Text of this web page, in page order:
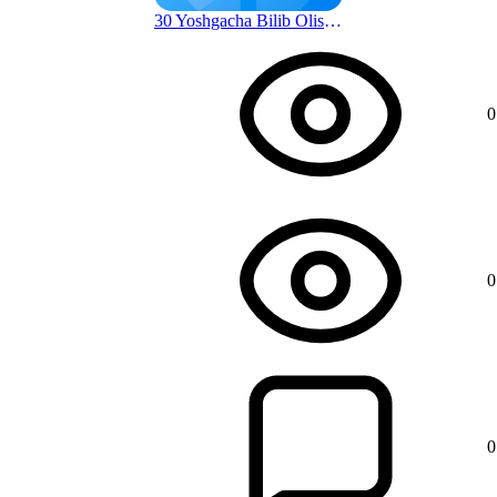
1 г. назад 30 Yoshgacha Bilib Olishingiz Shart Bo'lgan Hayot Qoidalari | Donolik Sari
0
0
0